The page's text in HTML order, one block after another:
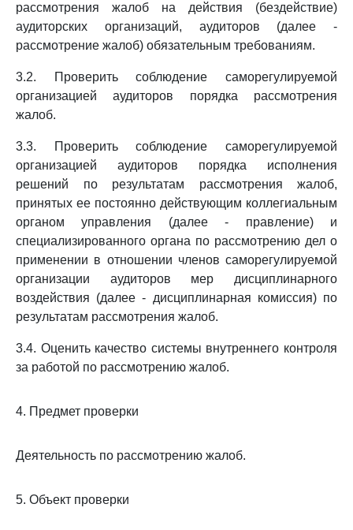
рассмотрения жалоб на действия (бездействие)
аудиторских организаций, аудиторов (далее -
рассмотрение жалоб) обязательным требованиям.
3.2. Проверить соблюдение саморегулируемой
организацией аудиторов порядка рассмотрения
жалоб.
3.3. Проверить соблюдение саморегулируемой
организацией аудиторов порядка исполнения
решений по результатам рассмотрения жалоб,
принятых ее постоянно действующим коллегиальным
органом управления (далее - правление) и
специализированного органа по рассмотрению дел о
применении в отношении членов саморегулируемой
организации аудиторов мер дисциплинарного
воздействия (далее - дисциплинарная комиссия) по
результатам рассмотрения жалоб.
3.4. Оценить качество системы внутреннего контроля
за работой по рассмотрению жалоб.
4. Предмет проверки
Деятельность по рассмотрению жалоб.
5. Объект проверки